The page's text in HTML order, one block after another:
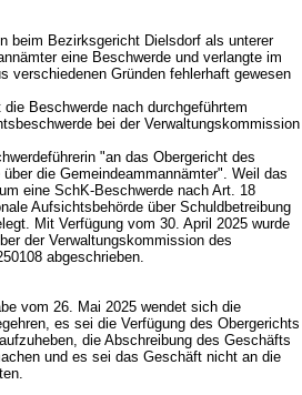
beim Bezirksgericht Dielsdorf als unterer
eine Beschwerde und verlangte im
verschiedenen Gründen fehlerhaft gewesen
Beschwerde nach durchgeführtem
bei der Verwaltungskommission
"an das Obergericht des
die Gemeindeammannämter". Weil das
eine SchK-Beschwerde nach Art. 18
Aufsichtsbehörde über Schuldbetreibung
Mit Verfügung vom 30. April 2025 wurde
der Verwaltungskommission des
abgeschrieben.
vom 26. Mai 2025 wendet sich die
es sei die Verfügung des Obergerichts
die Abschreibung des Geschäfts
und es sei das Geschäft nicht an die